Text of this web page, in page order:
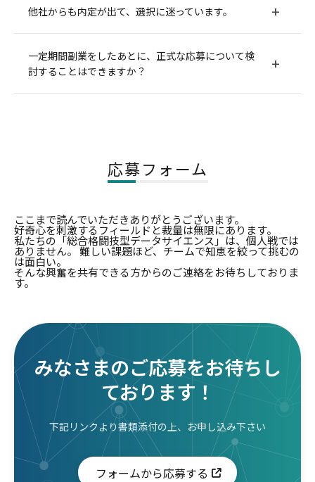
せた服装でお願いいたします。
最終面接時は原則として当社オフィスにお越しいただいて
いてヒューマノーム研究所が負担いたします。
他社からも内定が出て、選択に迷っています。
当社はご入社いただけることを心からお待ちしております
が、最終的なみなさまの結論を尊重いたします。
一定期間副業をしたあとに、正式な応募について検
討することはできますか？
まずはカジュアル面談にお申込ください。お話をお伺いさ
せていただければと思います。
応募フォーム
ここまで読んでいただきありがとうございます。
好奇心を刺激するフィールドと裁量は無限にあります。
私たちの「総合格闘技型データサイエンス」は、個人戦では
ありません。 難しい課題ほど、チームで知恵を絞って挑むの
は面白い。
そんな興奮を共有できる方からのご連絡をお待ちしておりま
す。
みなさまのご応募をお待ちし
ております！
下記リンクより書類添付の上、お申し込み下さい
フォームから応募する